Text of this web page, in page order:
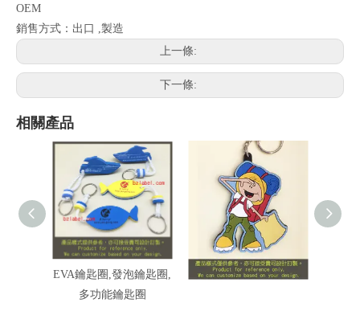
OEM
銷售方式：出口 ,製造
上一條:
下一條:
相關產品
EVA鑰匙圈,發泡鑰匙圈,
多功能鑰匙圈
鑰匙圈, 吊飾, 鎖匙扣